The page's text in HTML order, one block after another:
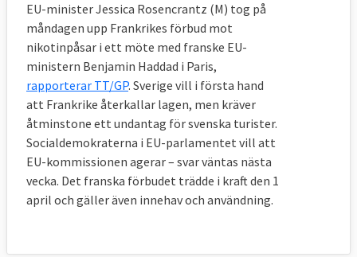
EU-minister Jessica Rosencrantz (M) tog på
måndagen upp Frankrikes förbud mot
nikotinpåsar i ett möte med franske EU-
ministern Benjamin Haddad i Paris,
rapporterar TT/GP. Sverige vill i första hand
att Frankrike återkallar lagen, men kräver
åtminstone ett undantag för svenska turister.
Socialdemokraterna i EU-parlamentet vill att
EU-kommissionen agerar – svar väntas nästa
vecka. Det franska förbudet trädde i kraft den 1
april och gäller även innehav och användning.